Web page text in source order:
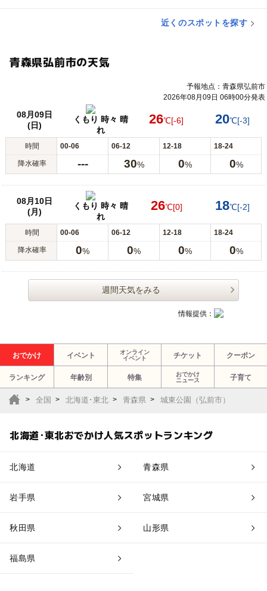
近くのスポットを探す
青森県弘前市の天気
予報地点：青森県弘前市
2026年08月09日 06時00分発表
08月09日
(日)
くもり 時々 晴
れ
26℃[-6] 20℃[-3]
時間 00-06 06-12 12-18 18-24
降水確率 --- 30% 0% 0%
08月10日
(月)
くもり 時々 晴
れ
26℃[0] 18℃[-2]
時間 00-06 06-12 12-18 18-24
降水確率 0% 0% 0% 0%
週間天気をみる
情報提供：
おでかけ イベント
オンライン
イベント
チケット クーポン
ランキング 年齢別 特集
おでかけ
ニュース
子育て
全国 北海道･東北 青森県 城東公園（弘前市）
北海道･東北おでかけ人気スポットランキング
北海道 青森県
岩手県 宮城県
秋田県 山形県
福島県